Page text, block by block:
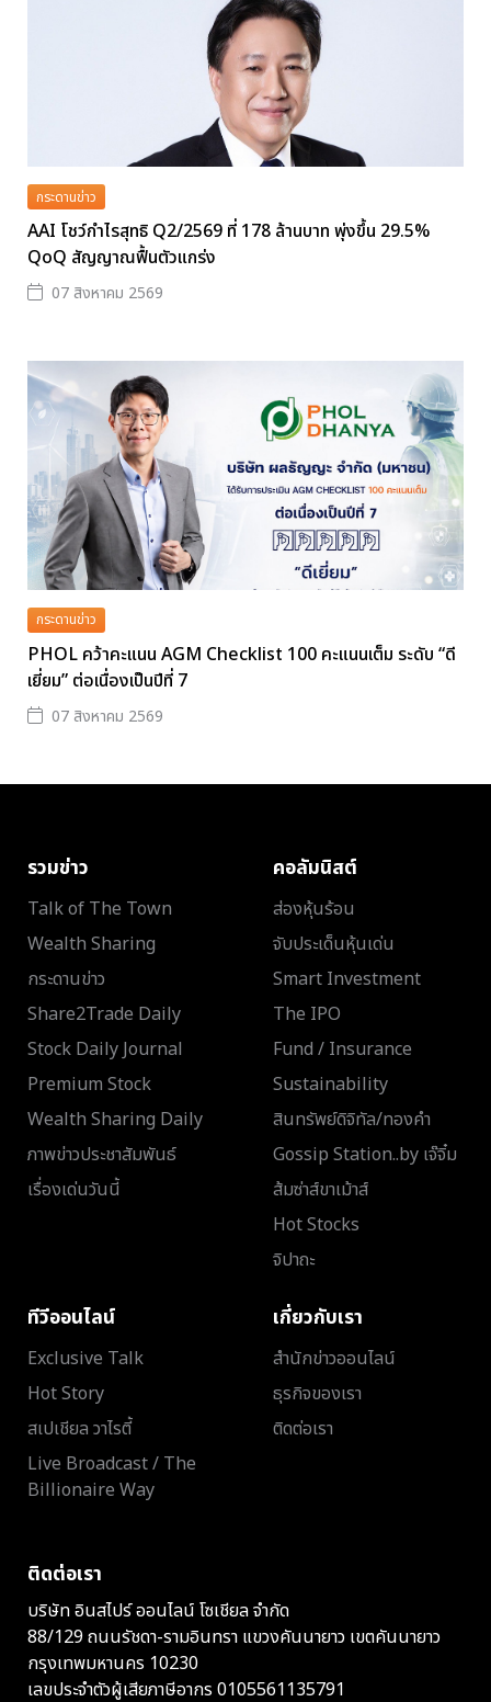
กระดานข่าว
AAI โชว์กำไรสุทธิ Q2/2569 ที่ 178 ล้านบาท พุ่งขึ้น 29.5%
QoQ สัญญาณฟื้นตัวแกร่ง
07 สิงหาคม 2569
กระดานข่าว
PHOL คว้าคะแนน AGM Checklist 100 คะแนนเต็ม ระดับ “ดี
เยี่ยม” ต่อเนื่องเป็นปีที่ 7
07 สิงหาคม 2569
รวมข่าว
Talk of The Town
Wealth Sharing
กระดานข่าว
Share2Trade Daily
Stock Daily Journal
Premium Stock
Wealth Sharing Daily
ภาพข่าวประชาสัมพันธ์
เรื่องเด่นวันนี้
คอลัมนิสต์
ส่องหุ้นร้อน
จับประเด็นหุ้นเด่น
Smart Investment
The IPO
Fund / Insurance
Sustainability
สินทรัพย์ดิจิทัล/ทองคำ
Gossip Station..by เจ๊จิ๋ม
ส้มซ่าส์ขาเม้าส์
Hot Stocks
จิปาถะ
ทีวีออนไลน์
Exclusive Talk
Hot Story
สเปเชียล วาไรตี้
Live Broadcast / The
Billionaire Way
เกี่ยวกับเรา
สำนักข่าวออนไลน์
ธุรกิจของเรา
ติดต่อเรา
ติดต่อเรา
บริษัท อินสไปร์ ออนไลน์ โซเชียล จำกัด
88/129 ถนนรัชดา-รามอินทรา แขวงคันนายาว เขตคันนายาว
กรุงเทพมหานคร 10230
เลขประจำตัวผู้เสียภาษีอากร 0105561135791